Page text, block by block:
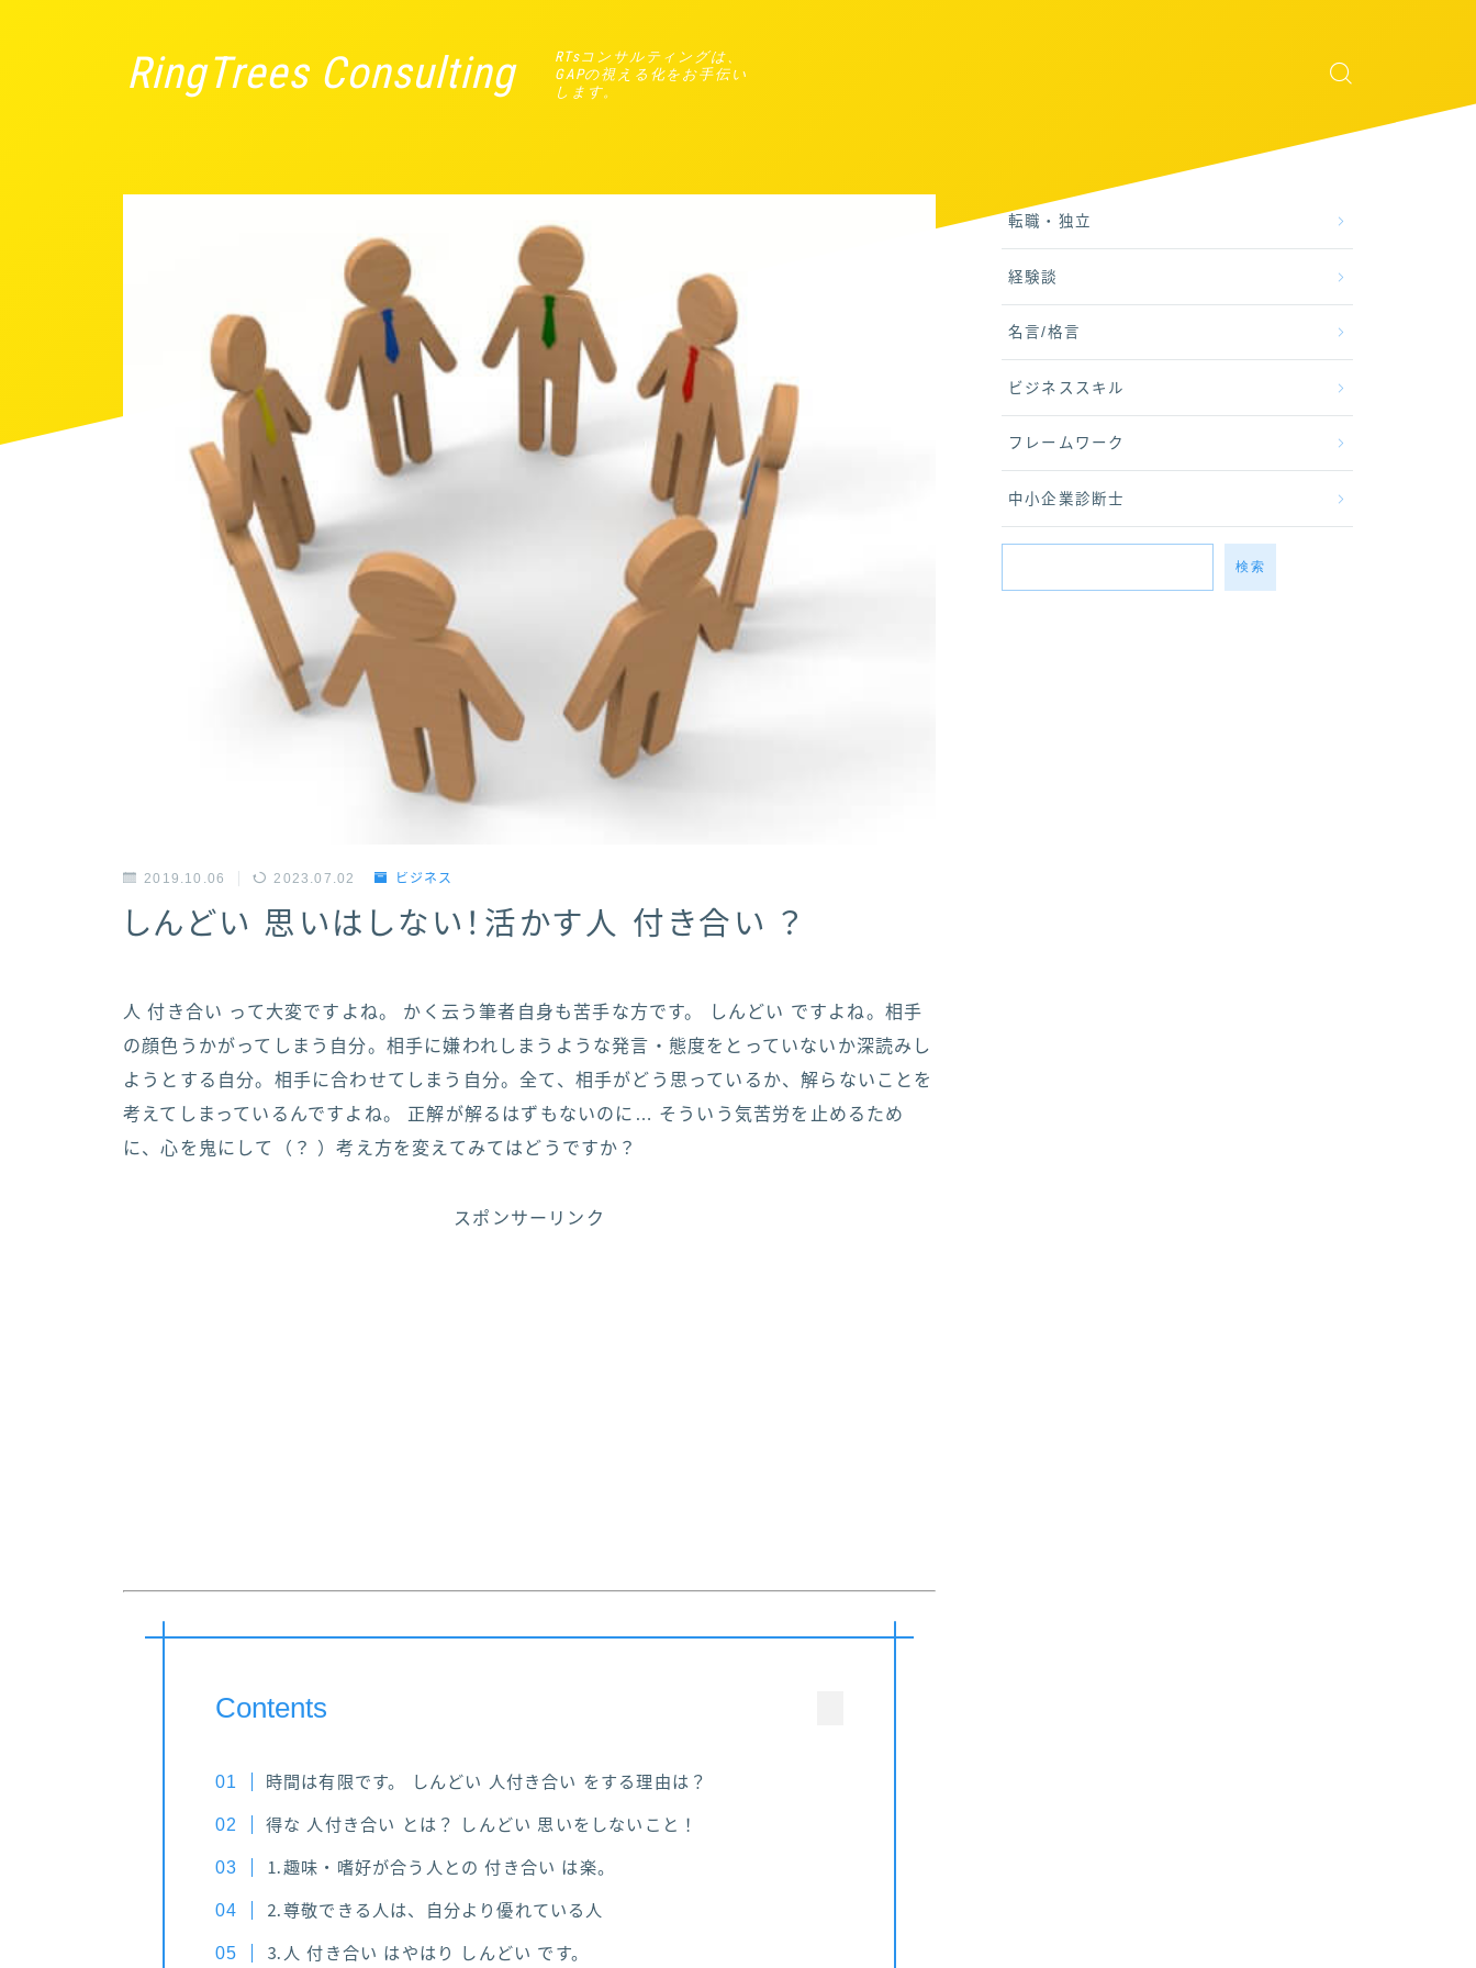
RingTrees Consulting
RTsコンサルティングは、
GAPの視える化をお手伝い
します。
2019.10.06 2023.07.02 ビジネス
しんどい 思いはしない！活かす人 付き合い ？
人 付き合い って大変ですよね。 かく云う筆者自身も苦手な方です。 しんどい ですよね。相手
の顔色うかがってしまう自分。相手に嫌われしまうような発言・態度をとっていないか深読みし
ようとする自分。相手に合わせてしまう自分。全て、相手がどう思っているか、解らないことを
考えてしまっているんですよね。 正解が解るはずもないのに… そういう気苦労を止めるため
に、心を鬼にして（？ ）考え方を変えてみてはどうですか？
スポンサーリンク
Contents
時間は有限です。 しんどい 人付き合い をする理由は？
得な 人付き合い とは？ しんどい 思いをしないこと！
⒈趣味・嗜好が合う人との 付き合い は楽。
⒉尊敬できる人は、自分より優れている人
⒊人 付き合い はやはり しんどい です。
転職・独立
経験談
名言/格言
ビジネススキル
フレームワーク
中小企業診断士
検索